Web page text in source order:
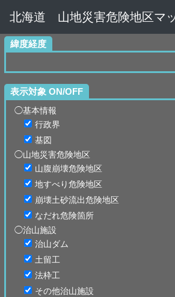
北海道 山地災害危険地区マ
緯度経度
表示対象 ON/OFF
◯基本情報
行政界
基図
◯山地災害危険地区
山腹崩壊危険地区
地すべり危険地区
崩壊土砂流出危険地区
なだれ危険箇所
◯治山施設
治山ダム
土留工
法枠工
その他治山施設